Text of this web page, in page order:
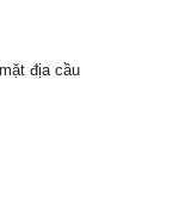
địa cầu